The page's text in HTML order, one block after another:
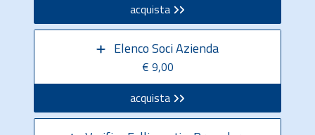
acquista
Elenco Soci Azienda
€ 9,00
acquista